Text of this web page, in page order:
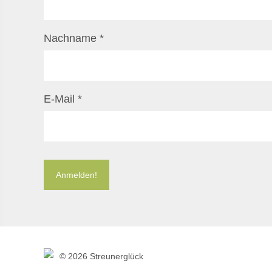
Nachname *
E-Mail *
© 2026 Streunerglück